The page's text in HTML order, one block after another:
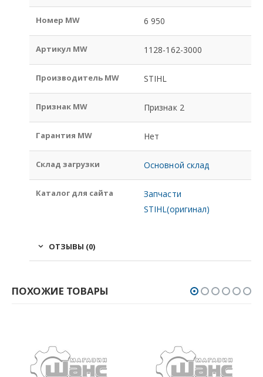
Номер MW 6 950
Артикул MW 1128-162-3000
Производитель MW STIHL
Признак MW Признак 2
Гарантия MW Нет
Склад загрузки Основной склад
Каталог для сайта
Запчасти
STIHL(оригинал)
ОТЗЫВЫ (0)
ПОХОЖИЕ ТОВАРЫ